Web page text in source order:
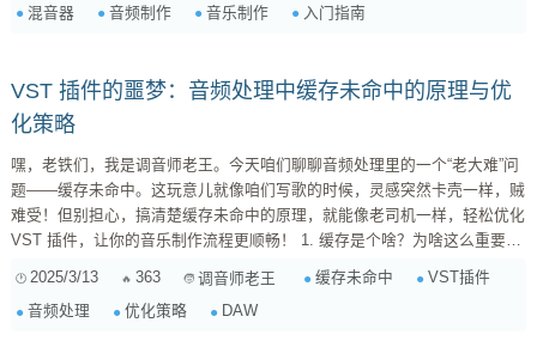
设备。它可以对音频进行各种处理，例如： 均衡 (EQ): ...
混音器
音频制作 音乐制作 入门指南
VST 插件的噩梦：音频处理中缓存未命中的原理与优
化策略
嘿，老铁们，我是调音师老王。今天咱们聊聊音频处理里的一个“老大难”问
题——缓存未命中。这玩意儿就像咱们写歌的时候，灵感突然卡壳一样，贼
难受！但别担心，搞清楚缓存未命中的原理，就能像老司机一样，轻松优化
VST 插件，让你的音乐制作流程更顺畅！ 1. 缓存是个啥？为啥这么重要？
首先，咱们得搞清楚什么是“缓存”。简单来说，缓存就像咱们电脑里的“小仓
库”，专门用来存放那些经常需要用到的数据。比如，你经常听的歌曲、常
用的插件参数等等。当需要这些数据的时候，系统就会先去缓存里找，如果
2025/3/13 363 调音师老王 缓存未命中
VST插件
音频处理
优化策略 DAW